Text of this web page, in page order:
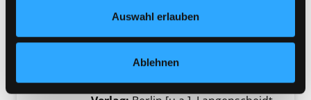
Auswahl erlauben
Ablehnen
Kroatisch
[farbig, praktisch, aktuell]
Redaktion, Berlin
Jahr:2011